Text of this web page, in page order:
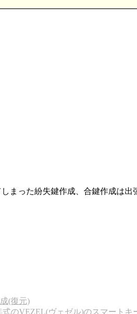
まった紛失鍵作成、合鍵作成は出
(復元)
式のVEZEL(ヴェゼル)のスマート